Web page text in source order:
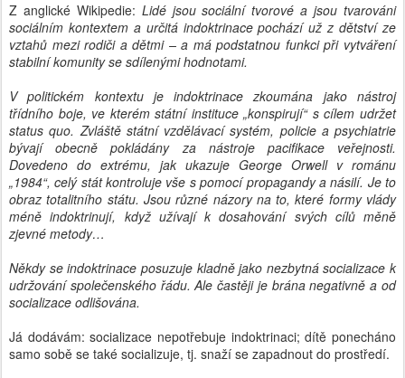
Z anglické Wikipedie: Lidé jsou sociální tvorové a jsou tvarováni
sociálním kontextem a určitá indoktrinace pochází už z dětství ze
vztahů mezi rodiči a dětmi – a má podstatnou funkci při vytváření
stabilní komunity se sdílenými hodnotami.
V politickém kontextu je indoktrinace zkoumána jako nástroj
třídního boje, ve kterém státní instituce „konspirují“ s cílem udržet
status quo. Zvláště státní vzdělávací systém, policie a psychiatrie
bývají obecně pokládány za nástroje pacifikace veřejnosti.
Dovedeno do extrému, jak ukazuje George Orwell v románu
„1984“, celý stát kontroluje vše s pomocí propagandy a násilí. Je to
obraz totalitního státu. Jsou různé názory na to, které formy vlády
méně indoktrinují, když užívají k dosahování svých cílů měně
zjevné metody…
Někdy se indoktrinace posuzuje kladně jako nezbytná socializace k
udržování společenského řádu. Ale častěji je brána negativně a od
socializace odlišována.
Já dodávám: socializace nepotřebuje indoktrinaci; dítě ponecháno
samo sobě se také socializuje, tj. snaží se zapadnout do prostředí.